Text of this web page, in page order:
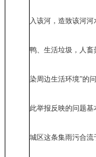
入该河，造致该河
鸭、生活垃圾，人
染周边生活环境”的问
此举报反映的问题基
城区这条集雨污合